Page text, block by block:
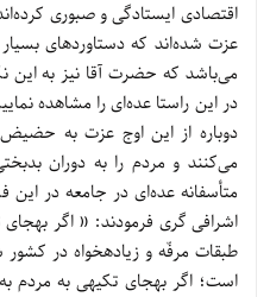
اقتصادی ایستادگی و صبوری
عزت شده‌اند که دستاوردهای
می‌باشد که حضرت آقا نیز به این
در این راستا عده‌ای را مشاهده
دوباره از این اوج عزت به حضیض
می‌کنند و مردم را به دوران
متأسفانه عده‌ای در جامعه در
اشرافی گری فرمودند: « اگر
طبقات مرفّه و زياده‏خواه در
است؛ اگر به‏جاى تكيه‏ى به مردم